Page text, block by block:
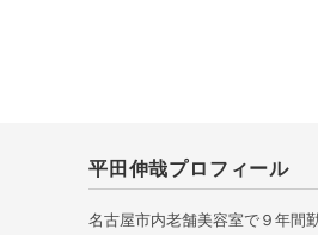
平田伸哉プロフィール
名古屋市内老舗美容室で９年間